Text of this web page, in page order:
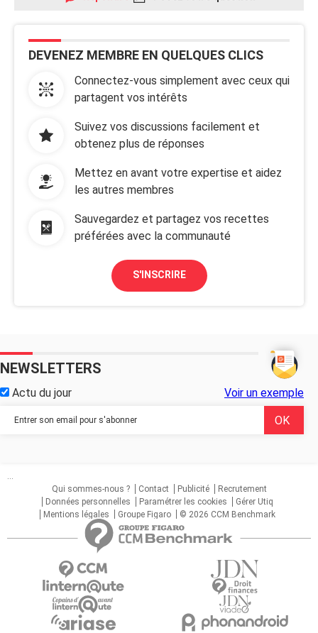
DEVENEZ MEMBRE EN QUELQUES CLICS
Connectez-vous simplement avec ceux qui
partagent vos intérêts
Suivez vos discussions facilement et
obtenez plus de réponses
Mettez en avant votre expertise et aidez
les autres membres
Sauvegardez et partagez vos recettes
préférées avec la communauté
S'INSCRIRE
NEWSLETTERS
Actu du jour Voir un exemple
...
Qui sommes-nous ?
Contact Publicité
Recrutement
Données personnelles
Paramétrer les cookies
Gérer Utiq
Mentions légales
Groupe Figaro © 2026 CCM Benchmark